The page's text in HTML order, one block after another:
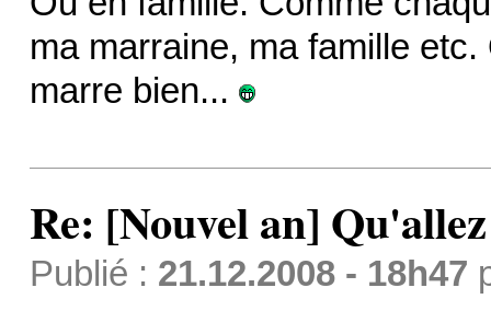
ma marraine, ma famille
marre bien...
Re: [Nouvel an]
Publié : 21.12.2008 - 18h47